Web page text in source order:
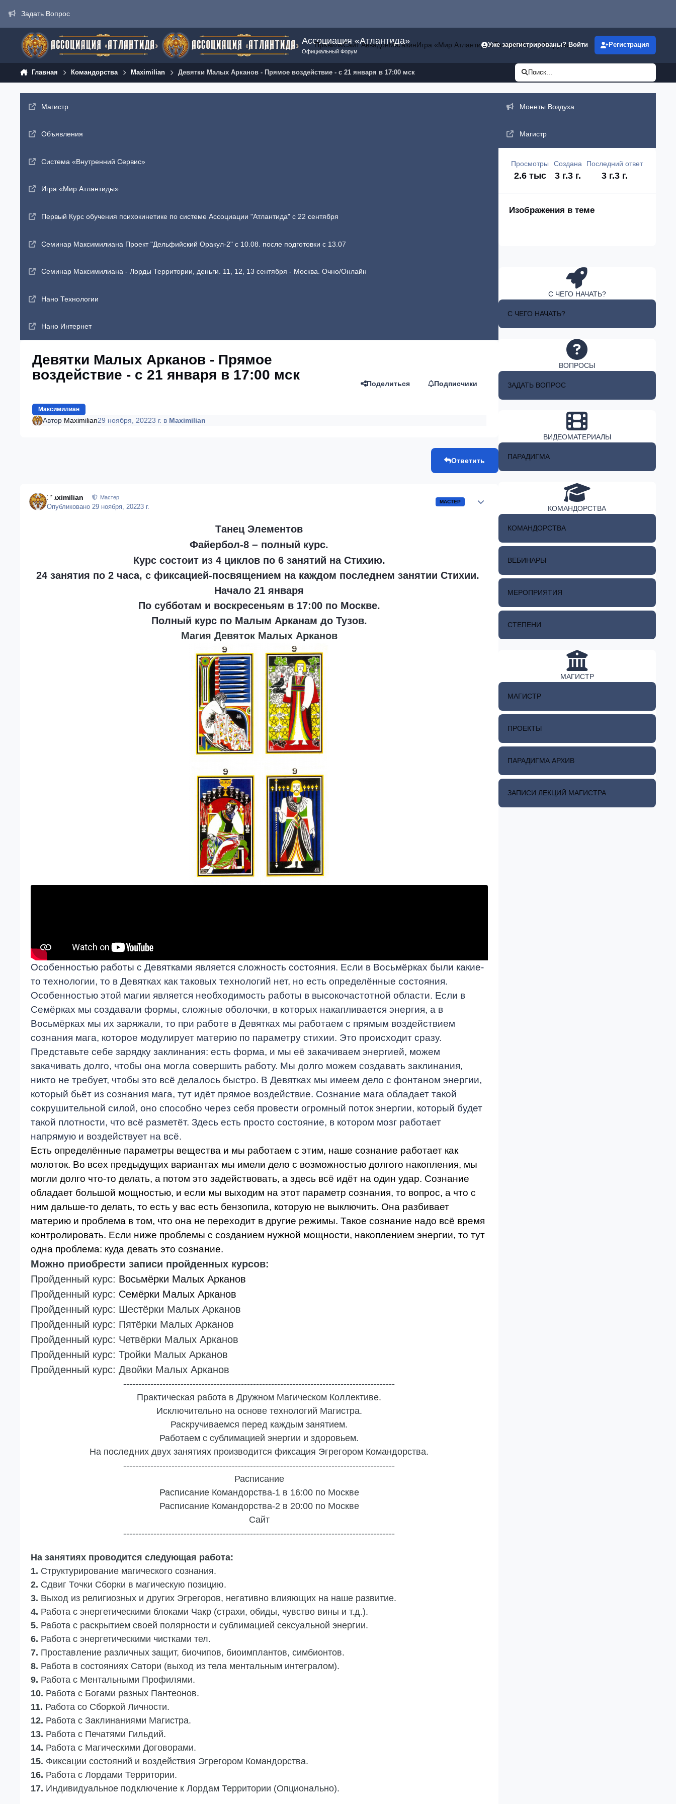
Задать Вопрос
Ассоциация «Атлантида»
Официальный Форум
ПравилаСайт АввадонМагазинИгра «Мир Атлантиды»ГалереяКлубыЗагрузки
Уже зарегистрированы? Войти Регистрация
Главная Командорства Maximilian Девятки Малых Арканов - Прямое воздействие - с 21 января в 17:00 мск Поиск...
Магистр
Объявления
Система «Внутренний Сервис»
Игра «Мир Атлантиды»
Первый Курс обучения психокинетике по системе Ассоциации "Атлантида" с 22 сентября
Семинар Максимилиана Проект "Дельфийский Оракул-2" с 10.08. после подготовки с 13.07
Семинар Максимилиана - Лорды Территории, деньги. 11, 12, 13 сентября - Москва. Очно/Онлайн
Нано Технологии
Нано Интернет
Девятки Малых Арканов - Прямое
воздействие - с 21 января в 17:00 мск
Максимилиан
Поделиться Подписчики
Автор Maximilian29 ноября, 20223 г. в Maximilian
Ответить
Maximilian Мастер
Опубликовано 29 ноября, 20223 г.
МАСТЕР
Танец Элементов
Файербол-8 – полный курс.
Курс состоит из 4 циклов по 6 занятий на Стихию.
24 занятия по 2 часа, с фиксацией-посвящением на каждом последнем занятии Стихии.
Начало 21 января
По субботам и воскресеньям в 17:00 по Москве.
Полный курс по Малым Арканам до Тузов.
Магия Девяток Малых Арканов
Особенностью работы с Девятками является слож­ность состояния. Если в Восьмёрках были какие-
то технологии, то в Девятках как таковых технологий нет, но есть определённые состояния.
Особенностью этой магии является необходимость работы в высо­кочастотной области. Если в
Семёрках мы создавали формы, сложные оболочки, в которых накапливается энергия, а в
Восьмёрках мы их заряжали, то при ра­боте в Девятках мы работаем с прямым воздействием
сознания мага, которое модулирует материю по па­раметру стихии. Это происходит сразу.
Представьте себе зарядку заклинания: есть форма, и мы её закачиваем энергией, можем
закачивать дол­го, чтобы она могла совершить работу. Мы долго мо­жем создавать заклинания,
никто не требует, чтобы это всё делалось быстро. В Девятках мы имеем дело с фонтаном энергии,
который бьёт из сознания мага, тут идёт прямое воздействие. Сознание мага облада­ет такой
сокрушительной силой, оно способно через себя провести огромный поток энергии, который бу­дет
такой плотности, что всё разметёт. Здесь есть про­сто состояние, в котором мозг работает
напрямую и воздействует на всё.
Есть определённые параметры вещества и мы ра­ботаем с этим, наше сознание работает как
молоток. Во всех предыдущих вариантах мы имели дело с воз­можностью долгого накопления, мы
могли долго что-то делать, а потом это задействовать, а здесь всё идёт на один удар. Сознание
обладает большой мощно­стью, и если мы выходим на этот параметр сознания, то вопрос, а что с
ним дальше-то делать, то есть у вас есть бензопила, которую не выключить. Она разби­вает
материю и проблема в том, что она не перехо­дит в другие режимы. Такое сознание надо всё время
контролировать. Если ниже проблемы с созданием нужной мощности, накоплением энергии, то тут
одна проблема: куда девать это сознание.
Можно приобрести записи пройденных курсов:
Пройденный курс: Восьмёрки Малых Арканов
Пройденный курс: Семёрки Малых Арканов
Пройденный курс: Шестёрки Малых Арканов
Пройденный курс: Пятёрки Малых Арканов
Пройденный курс: Четвёрки Малых Арканов
Пройденный курс: Тройки Малых Арканов
Пройденный курс: Двойки Малых Арканов
------------------------------------------------------------------------------------------
Практическая работа в Дружном Магическом Коллективе.
Исключительно на основе технологий Магистра.
Раскручиваемся перед каждым занятием.
Работаем с сублимацией энергии и здоровьем.
На последних двух занятиях производится фиксация Эгрегором Командорства.
------------------------------------------------------------------------------------------
Расписание
Расписание Командорства-1 в 16:00 по Москве
Расписание Командорства-2 в 20:00 по Москве
Сайт
------------------------------------------------------------------------------------------
На занятиях проводится следующая работа:
1. Структурирование магического сознания.
2. Сдвиг Точки Сборки в магическую позицию.
3. ‎Выход из религиозных и других Эгрегоров, негативно влияющих на наше развитие.
4. Работа с энергетическими блоками Чакр (страхи, обиды, чувство вины и т.д.).
5. Работа с раскрытием своей полярности и сублимацией сексуальной энергии.
6. Работа с энергетическими чистками тел.
7. Проставление различных защит, биочипов, биоимплантов, симбионтов.
8. Работа в состояниях Сатори (выход из тела ментальным интегралом).
9. Работа с Ментальными Профилями.
10. Работа с Богами разных Пантеонов.
11. Работа со Сборкой Личности.
12. Работа с Заклинаниями Магистра.
13. Работа с Печатями Гильдий.
14. Работа с Магическими Договорами.
15. ‎Фиксации состояний и воздействия Эгрегором Командорства.
16. Работа с Лордами Территории.
17. Индивидуальное подключение к Лордам Территории (Опционально).
Монеты Воздуха
Магистр
Просмотры
2.6 тыс
Создана
3 г.3 г.
Последний ответ
3 г.3 г.
Изображения в теме
С ЧЕГО НАЧАТЬ?
С ЧЕГО НАЧАТЬ?
ВОПРОСЫ
ЗАДАТЬ ВОПРОС
ВИДЕОМАТЕРИАЛЫ
ПАРАДИГМА
КОМАНДОРСТВА
КОМАНДОРСТВА
ВЕБИНАРЫ
МЕРОПРИЯТИЯ
СТЕПЕНИ
МАГИСТР
МАГИСТР
ПРОЕКТЫ
ПАРАДИГМА АРХИВ
ЗАПИСИ ЛЕКЦИЙ МАГИСТРА